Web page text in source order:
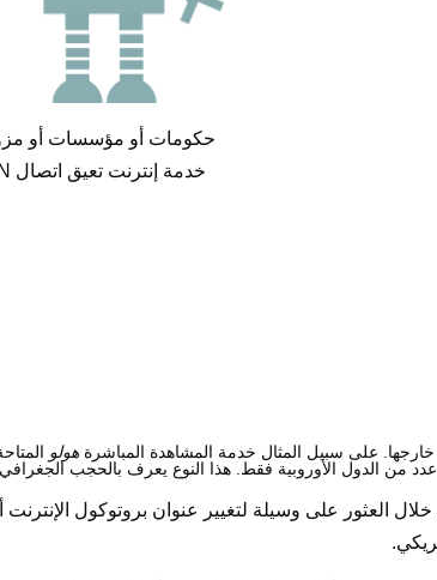
حكومات أو مؤسسات أو
خدمة إنترنت تعيق اتصال VPN
خارجها. على سبيل المثال خدمة المشاهدة المباشرةهولو
من الدول الأوروبية فقط. هذا النوع يعرف بالحجب
العثور على وسيلة لتغيير عنوان بروتوكول